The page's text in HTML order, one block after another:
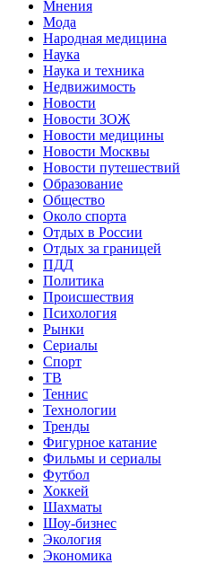
Мнения
Мода
Народная медицина
Наука
Наука и техника
Недвижимость
Новости
Новости ЗОЖ
Новости медицины
Новости Москвы
Новости путешествий
Образование
Общество
Около спорта
Отдых в России
Отдых за границей
ПДД
Политика
Происшествия
Психология
Рынки
Сериалы
Спорт
ТВ
Теннис
Технологии
Тренды
Фигурное катание
Фильмы и сериалы
Футбол
Хоккей
Шахматы
Шоу-бизнес
Экология
Экономика